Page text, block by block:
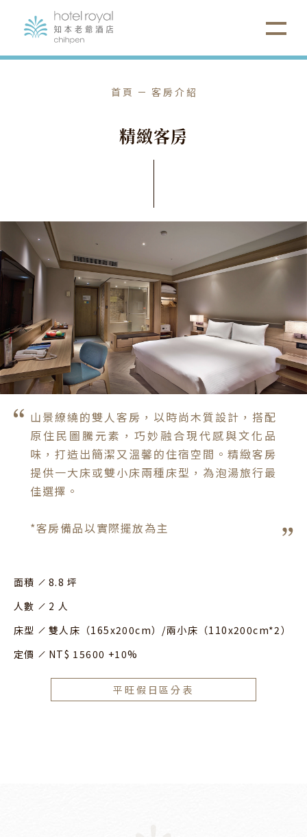
首頁 客房介紹
精緻客房
山景繚繞的雙人客房，以時尚木質設計，搭配
原住民圖騰元素，巧妙融合現代感與文化品
味，打造出簡潔又溫馨的住宿空間。精緻客房
提供一大床或雙小床兩種床型，為泡湯旅行最
佳選擇。
*客房備品以實際擺放為主
面積
8.8 坪
人數
2 人
床型
雙人床（165x200cm）/兩小床（110x200cm*2）
定價
NT$ 15600 +10%
平旺假日區分表